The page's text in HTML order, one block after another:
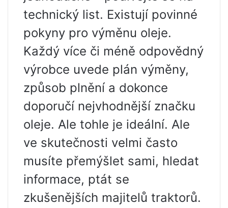
technický list. Existují povinné
pokyny pro výměnu oleje.
Každý více či méně odpovědný
výrobce uvede plán výměny,
způsob plnění a dokonce
doporučí nejvhodnější značku
oleje. Ale tohle je ideální. Ale
ve skutečnosti velmi často
musíte přemýšlet sami, hledat
informace, ptát se
zkušenějších majitelů traktorů.